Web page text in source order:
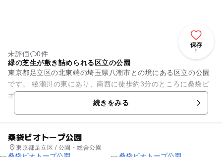
保存
5
未評価
0件
緑の芝生が敷き詰められる区立の公園
東京都足立区の北東端の埼玉県八潮市との境にある区立の公園
です。 綾瀬川の東にあり、南西に徒歩約3分のところに桑袋ビ
オトープ公園があります。 面積2338平方メートルの敷地内に
続きをみる
桑袋ビオトープ公園
東京都足立区 / 公園・総合公園